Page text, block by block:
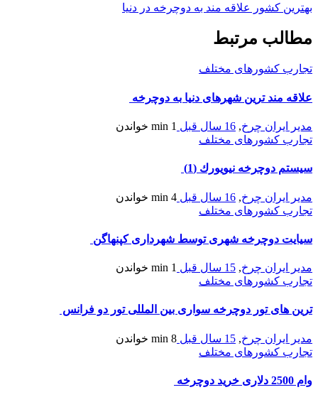
بهترین کشور علاقه مند به دوچرخه در دنیا
مطالب مرتبط
تجارب کشورهای مختلف
علاقه مند ترین شهرهای دنیا به دوچرخه
مدیر ایران چرخ, 16 سال قبل 1 min
خواندن
تجارب کشورهای مختلف
سيستم دوچرخه نيويورك (1)
مدیر ایران چرخ, 16 سال قبل 4 min
خواندن
تجارب کشورهای مختلف
سیایت دوچرخه شهری توسط شهرداری کپنهاگن
مدیر ایران چرخ, 15 سال قبل 1 min
خواندن
تجارب کشورهای مختلف
ترین های تور دوچرخه سواری بین المللی تور دو فرانس
مدیر ایران چرخ, 15 سال قبل 8 min
خواندن
تجارب کشورهای مختلف
وام 2500 دلاری خرید دوچرخه